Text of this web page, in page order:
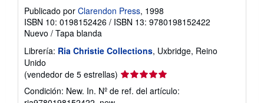
Publicado por Clarendon Press, 1998
ISBN 10: 0198152426 / ISBN 13: 9780198152422
Nuevo / Tapa blanda
Librería: Ria Christie Collections, Uxbridge, Reino
Unido
(vendedor de 5 estrellas) Calificación
del
vendedor:
Condición: New. In. Nº de ref. del artículo: